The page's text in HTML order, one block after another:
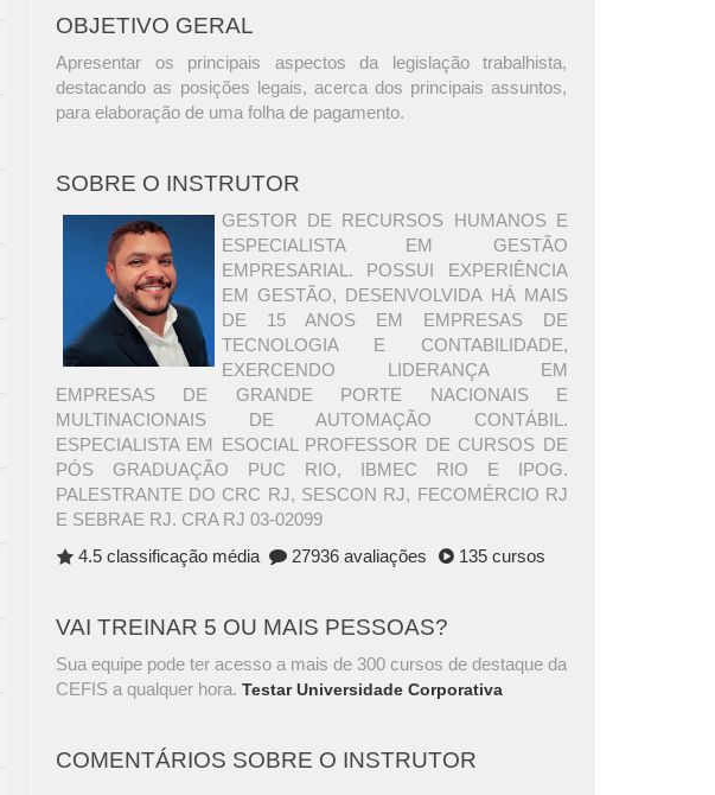
OBJETIVO GERAL
Apresentar os principais aspectos da legislação trabalhista,
destacando as posições legais, acerca dos principais assuntos,
para elaboração de uma folha de pagamento.
SOBRE O INSTRUTOR
GESTOR DE RECURSOS HUMANOS E
ESPECIALISTA EM GESTÃO
EMPRESARIAL. POSSUI EXPERIÊNCIA
EM GESTÃO, DESENVOLVIDA HÁ MAIS
DE 15 ANOS EM EMPRESAS DE
TECNOLOGIA E CONTABILIDADE,
EXERCENDO LIDERANÇA EM
EMPRESAS DE GRANDE PORTE NACIONAIS E
MULTINACIONAIS DE AUTOMAÇÃO CONTÁBIL.
ESPECIALISTA EM ESOCIAL PROFESSOR DE CURSOS DE
PÓS GRADUAÇÃO PUC RIO, IBMEC RIO E IPOG.
PALESTRANTE DO CRC RJ, SESCON RJ, FECOMÉRCIO RJ
E SEBRAE RJ. CRA RJ 03-02099
4.5 classificação média
27936 avaliações 135 cursos
VAI TREINAR 5 OU MAIS PESSOAS?
Sua equipe pode ter acesso a mais de 300 cursos de destaque da
CEFIS a qualquer hora.Testar Universidade Corporativa
COMENTÁRIOS SOBRE O INSTRUTOR